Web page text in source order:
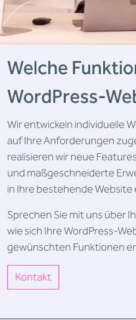
Welche
WordPress-
Wir entwickeln individuelle
auf Ihre Anforderungen
realisieren wir neue
und maßgeschneiderte
in Ihre bestehende
Sprechen Sie mit uns über
wie sich Ihre WordPress-
gewünschten Funktionen
Kontakt